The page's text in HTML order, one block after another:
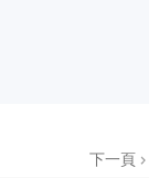
下一頁